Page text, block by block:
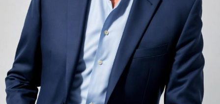
Pardoseala joacă un rol important în absorbția acestor
sunete, mai ales în zonele de trecere frecventă dintre
cameră și baie sau dintre pat și fereastră. Un material cu
proprietăți fonoabsorbante bune reduce transmiterea
zgomotului către camerele vecine și către etajele
inferioare, un aspect esențial mai ales în clădirile mai
vechi, cu structuri care nu au fost proiectate inițial
pentru izolare fonică performantă.